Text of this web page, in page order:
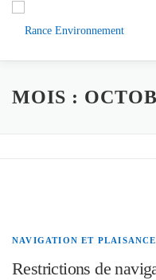
ACCUEIL ACTUS
MOIS :
NAVIGATION ET PLAISANCE
Restrictions de